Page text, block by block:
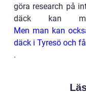
göra research på
däck kan
Men man kan
däck i Tyresö och
.